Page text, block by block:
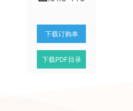
下载订购单
下载PDF目录